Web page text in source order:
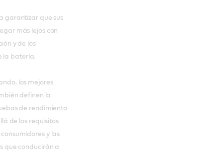
garantizar que sus
más lejos con
y de los
la batería.
los mejores
definen la
de rendimiento
de los requisitos
y las
que conducirán a